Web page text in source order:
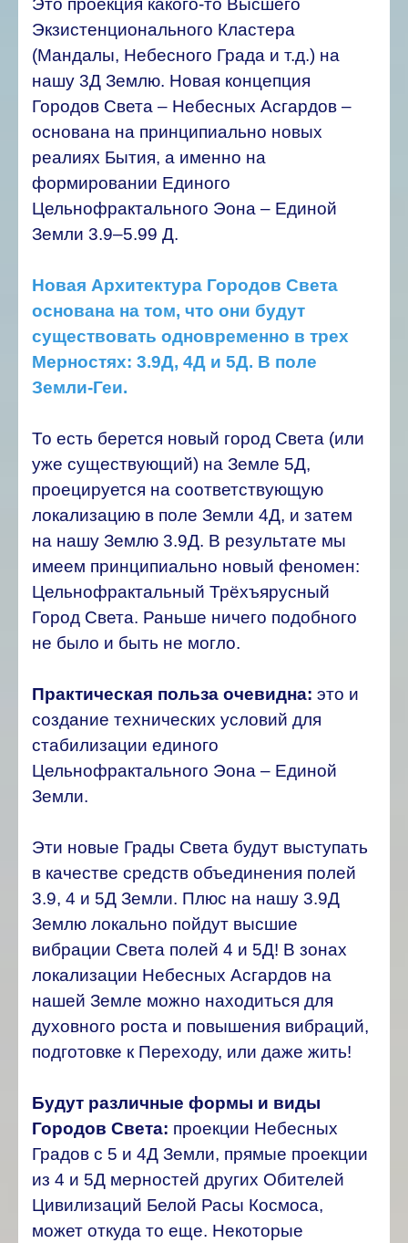
Это проекция какого-то Высшего
Экзистенционального Кластера
(Мандалы, Небесного Града и т.д.) на
нашу 3Д Землю. Новая концепция
Городов Света – Небесных Асгардов –
основана на принципиально новых
реалиях Бытия, а именно на
формировании Единого
Цельнофрактального Эона – Единой
Земли 3.9–5.99 Д.
Новая Архитектура Городов Света
основана на том, что они будут
существовать одновременно в трех
Мерностях: 3.9Д, 4Д и 5Д. В поле
Земли-Геи.
То есть берется новый город Света (или
уже существующий) на Земле 5Д,
проецируется на соответствующую
локализацию в поле Земли 4Д, и затем
на нашу Землю 3.9Д. В результате мы
имеем принципиально новый феномен:
Цельнофрактальный Трёхъярусный
Город Света. Раньше ничего подобного
не было и быть не могло.
Практическая польза очевидна: это и
создание технических условий для
стабилизации единого
Цельнофрактального Эона – Единой
Земли.
Эти новые Грады Света будут выступать
в качестве средств объединения полей
3.9, 4 и 5Д Земли. Плюс на нашу 3.9Д
Землю локально пойдут высшие
вибрации Света полей 4 и 5Д! В зонах
локализации Небесных Асгардов на
нашей Земле можно находиться для
духовного роста и повышения вибраций,
подготовке к Переходу, или даже жить!
Будут различные формы и виды
Городов Света: проекции Небесных
Градов с 5 и 4Д Земли, прямые проекции
из 4 и 5Д мерностей других Обителей
Цивилизаций Белой Расы Космоса,
может откуда то еще. Некоторые